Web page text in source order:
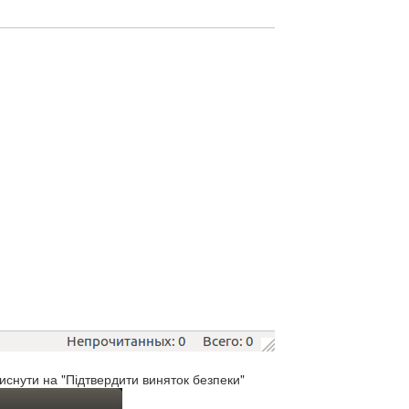
на "Підтвердити виняток безпеки"